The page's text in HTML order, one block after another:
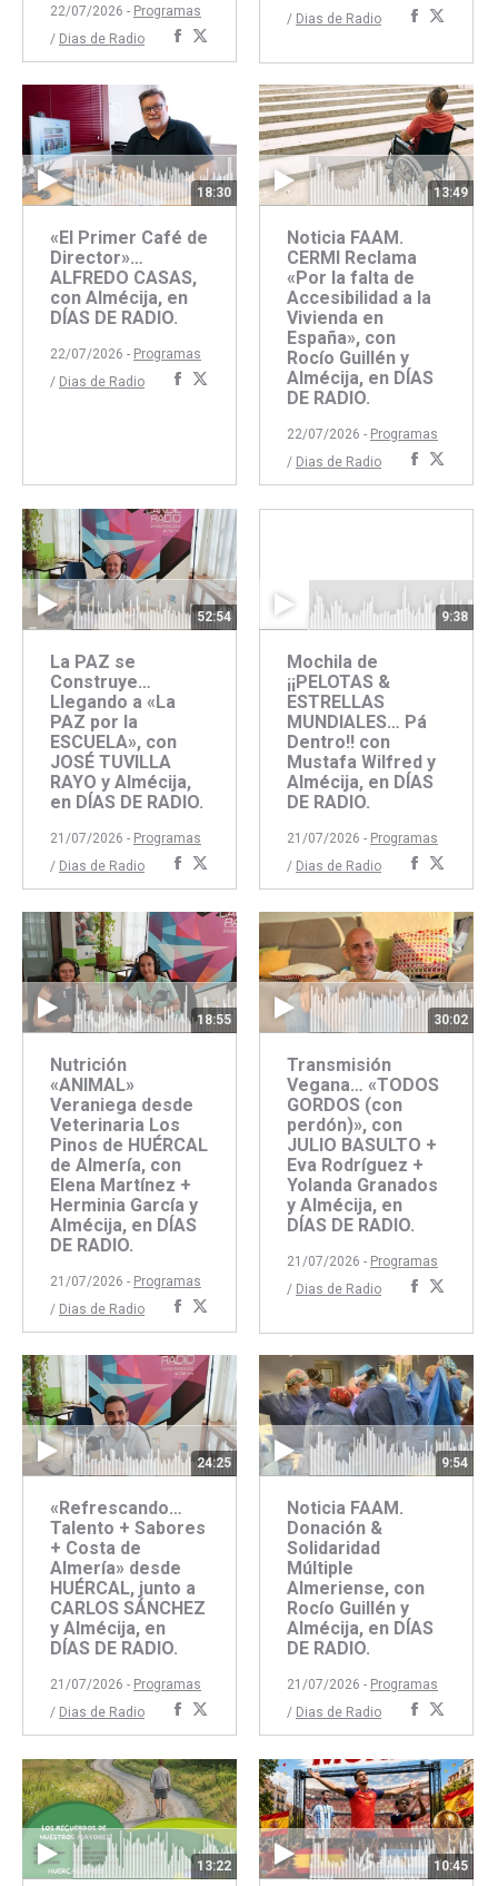
22/07/2026 - Programas
/ Dias de Radio
Compartir
con
Facebook
con
Twitter
/ Dias de Radio
Compartir
18:30
«El Primer Café de
Director»…
ALFREDO CASAS,
con Almécija, en
DÍAS DE RADIO.
22/07/2026 - Programas
/ Dias de Radio
Compartir
13:49
Noticia FAAM.
CERMI Reclama
«Por la falta de
Accesibilidad a la
Vivienda en
España», con
Rocío Guillén y
Almécija, en DÍAS
DE RADIO.
22/07/2026 - Programas
/ Dias de Radio
Compartir
concon
52:54
La PAZ se
Construye…
Llegando a «La
PAZ por la
ESCUELA», con
JOSÉ TUVILLA
RAYO y Almécija,
en DÍAS DE RADIO.
21/07/2026 - Programas
/ Dias de Radio
Compartir
con
Facebook
con
Twitter
9:38
Mochila de
¡¡PELOTAS &
ESTRELLAS
MUNDIALES… Pá
Dentro!! con
Mustafa Wilfred y
Almécija, en DÍAS
DE RADIO.
21/07/2026 - Programas
/ Dias de Radio
Compartir
concon
18:55
Nutrición
«ANIMAL»
Veraniega desde
Veterinaria Los
Pinos de HUÉRCAL
de Almería, con
Elena Martínez +
Herminia García y
Almécija, en DÍAS
DE RADIO.
21/07/2026 - Programas
/ Dias de Radio
Compartir
con
Facebook
con
Twitter
30:02
Transmisión
Vegana… «TODOS
GORDOS (con
perdón)», con
JULIO BASULTO +
Eva Rodríguez +
Yolanda Granados
y Almécija, en
DÍAS DE RADIO.
21/07/2026 - Programas
/ Dias de Radio
Compartir
24:25
«Refrescando…
Talento + Sabores
+ Costa de
Almería» desde
HUÉRCAL, junto a
CARLOS SÁNCHEZ
y Almécija, en
DÍAS DE RADIO.
21/07/2026 - Programas
/ Dias de Radio
Compartir
con
Facebook
con
Twitter
9:54
Noticia FAAM.
Donación &
Solidaridad
Múltiple
Almeriense, con
Rocío Guillén y
Almécija, en DÍAS
DE RADIO.
21/07/2026 - Programas
/ Dias de Radio
Compartir
concon
13:22 10:45